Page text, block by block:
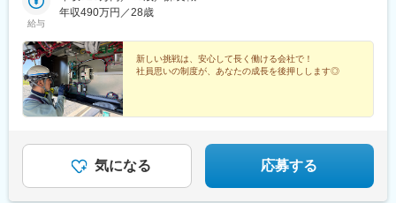
ングセンタ・佐賀エンジニアリングセンタ・長崎エンジニアリン
福岡エンジニアリングセンタ・佐賀エンジニアリングセンタ・長
崎エンジニアリングセンタ・鹿児島エンジニアリングセンタ【メ
ンテナンス】・福岡フィールドサービスセンタ└NTTドコモ基地局
メンテナンスも含む・北九州サービスセンタ・長崎フィールドサ
ービスセンタ・鹿児島フィールドサービスセンタ└NTTドコモ基地
給与
年収490万円／28歳
新しい挑戦は、安心して長く働ける会社で！
社員思いの制度が、あなたの成長を後押しします◎
気になる 応募する